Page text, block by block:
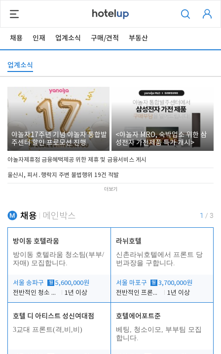
채용 인재 업계소식 구매/견적 부동산
업계소식
야놀자17주년 기념 야놀자 통합발
주센터 할인 프로모션 진행
<야놀자 MRO, 숙박업소 위한 삼
성전자 가전제품 특가 개시>
야놀자제휴점 금융혜택제공 위한 제휴 및 금융서비스 게시
울산시, 피서․행락지 주변 불법행위 19건 적발
더보기
채용 메인박스 1 / 3
방이동 호텔라움
방이동 호텔라움 청소팀(부부/
자매) 모집합니다.
서울 송파구 월 5,600,000원
전반적인 청소 업무(객실청소.객실정리)
1년 이상
라뉘호텔
신촌라뉘호텔에서 프론트 당
번과장을 구합니다.
서울 마포구 월 3,700,000원
전반적인 프론트 당번업무
1년 이상
호텔 디 아티스트 성신여대점
3교대 프론트(격,비,비)
호텔에어포트준
베팅, 청소이모, 부부팀 모집
합니다.